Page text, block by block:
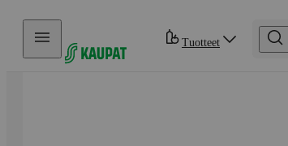
Hyppää sisältöön
Tuotteet